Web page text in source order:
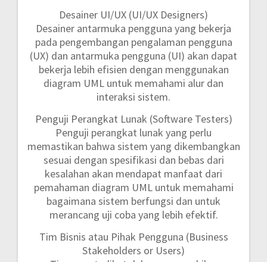
Desainer UI/UX (UI/UX Designers)
Desainer antarmuka pengguna yang bekerja
pada pengembangan pengalaman pengguna
(UX) dan antarmuka pengguna (UI) akan dapat
bekerja lebih efisien dengan menggunakan
diagram UML untuk memahami alur dan
interaksi sistem.
Penguji Perangkat Lunak (Software Testers)
Penguji perangkat lunak yang perlu
memastikan bahwa sistem yang dikembangkan
sesuai dengan spesifikasi dan bebas dari
kesalahan akan mendapat manfaat dari
pemahaman diagram UML untuk memahami
bagaimana sistem berfungsi dan untuk
merancang uji coba yang lebih efektif.
Tim Bisnis atau Pihak Pengguna (Business
Stakeholders or Users)